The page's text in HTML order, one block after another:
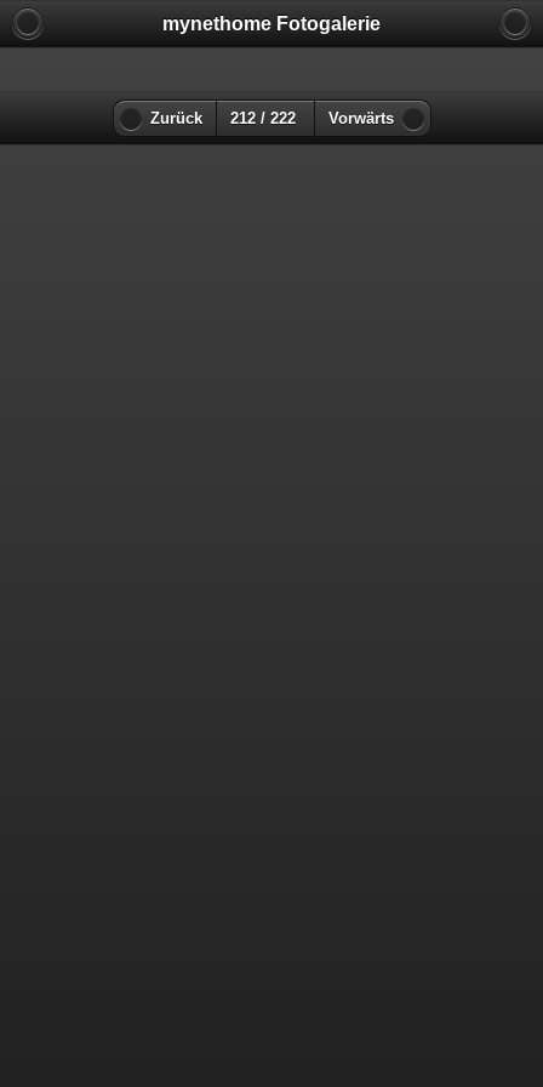
mynethome Fotogalerie
Zurück 212 / 222 Vorwärts